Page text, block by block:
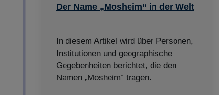
Der Name „Mosheim“ in der Welt
In diesem Artikel wird über Personen,
Institutionen und geographische
Gegebenheiten berichtet, die den
Namen „Mosheim“ tragen.